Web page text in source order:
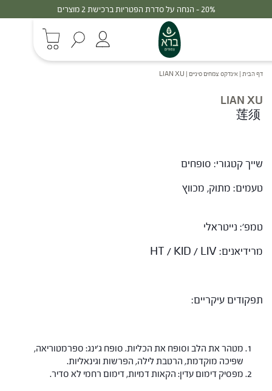
20% - הנחה על סדרת הפטריות ברכישת 2 מוצרים
דף הבית | אינדקס צמחים סיניים |
LIAN XU
LIAN XU
שייך קטגורי: סופחים
טעמים: מתוק, מכווץ
טמפ': נייטראלי
מרידיאנים: HT / KID / LIV
תפקודים עיקריים:
מטהר את הלב וסופח את הכליות. סופח ג'ינג: ספרמטוריאה,
שפיכה מוקדמת, הרטבת לילה, הפרשות וגינאליות.
מפסיק דימום עדין: הקאות דמיות, דימום רחמי לא סדיר.